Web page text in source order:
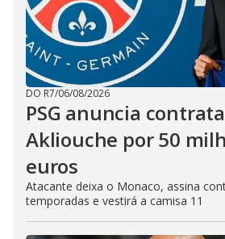
DO R7/06/08/2026
PSG anuncia
Akliouche por 50
euros
Atacante deixa o Monaco, assina
temporadas e vestirá a camisa 11